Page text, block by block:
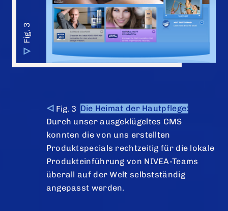
Die Heimat der Hautpflege:
Durch unser ausgeklügeltes CMS
konnten die von uns erstellten
Produktspecials rechtzeitig für die lokale
Produkteinführung von NIVEA-Teams
überall auf der Welt selbstständig
angepasst werden.